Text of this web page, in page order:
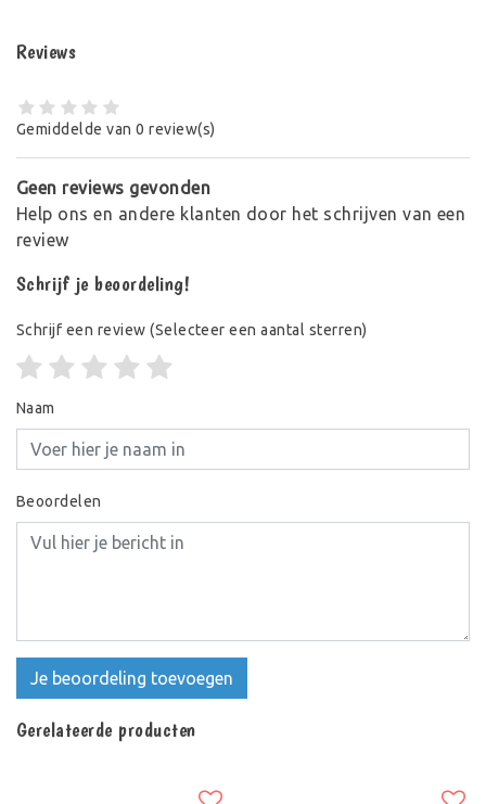
Reviews
Gemiddelde van 0 review(s)
Geen reviews gevonden
Help ons en andere klanten door het schrijven van een
review
Schrijf je beoordeling!
Schrijf een review (Selecteer een aantal sterren)
Naam
Beoordelen
Je beoordeling toevoegen
Gerelateerde producten